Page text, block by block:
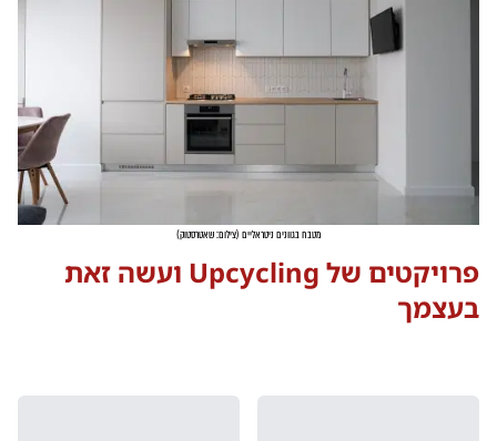
מטבח בגוונים ניטראליים (צילום: שאטרסטוק)
פרויקטים של Upcycling ועשה זאת
בעצמך